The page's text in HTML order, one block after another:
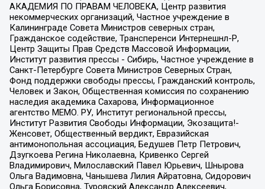
АКАДЕМИЯ ПО ПРАВАМ ЧЕЛОВЕКА, Центр развития
некоммерческих организаций, Частное учреждение в
Калининграде Совета Министров северных стран,
Гражданское содействие, Трансперенси Интернешнл-Р,
Центр Защиты Прав Средств Массовой Информации,
Институт развития прессы - Сибирь, Частное учреждение в
Санкт-Петербурге Совета Министров Северных Стран,
Фонд поддержки свободы прессы, Гражданский контроль,
Человек и Закон, Общественная комиссия по сохранению
наследия академика Сахарова, Информационное
агентство МЕМО. РУ, Институт региональной прессы,
Институт Развития Свободы Информации, Экозащита!-
Женсовет, Общественный вердикт, Евразийская
антимонопольная ассоциация, Бедушев Петр Петрович,
Дзугкоева Регина Николаевна, Кривенко Сергей
Владимирович, Милославский Павел Юрьевич, Шнырова
Ольга Вадимовна, Чанышева Лилия Айратовна, Сидорович
Ольга Борисовна, Туровский Александр Алексеевич,